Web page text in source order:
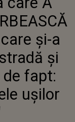
CARE ȘI-A
PLINĂ STRADĂ
DE FAPT:
UȘILOR
și-a
și
fapt:
ușilor